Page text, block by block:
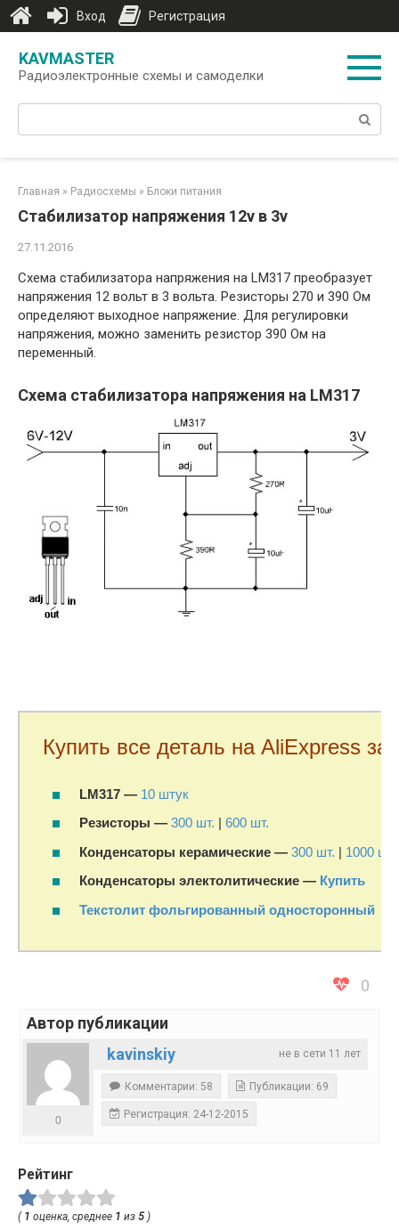
контенту
KAVMASTER
Радиоэлектронные схемы и самоделки
Поиск:
Главная » Радиосхемы » Блоки питания
Стабилизатор напряжения 12v в 3v
27.11.2016
Схема стабилизатора напряжения на LM317 преобразует
напряжения 12 вольт в 3 вольта. Резисторы 270 и 390 Ом
определяют выходное напряжение. Для регулировки
напряжения, можно заменить резистор 390 Ом на
переменный.
Схема стабилизатора напряжения на LM317
Купить все деталь на AliExpress за
LM317 — 10 штук
Резисторы — 300 шт. | 600 шт.
Конденсаторы керамические — 300 шт. | 1000 шт.
Конденсаторы электолитические — Купить
Текстолит фольгированный односторонный
0
Автор публикации
не в сети 11 лет
kavinskiy
0
Комментарии: 58 Публикации: 69
Регистрация: 24-12-2015
Рейтинг
( 1 оценка, среднее 1 из 5 )
Вход Регистрация